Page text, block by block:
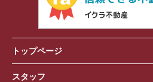
トップページ
スタッフ